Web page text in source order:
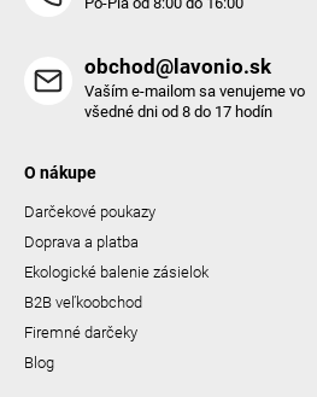
obchod@lavonio.sk
Vaším e-mailom sa venujeme vo
všedné dni od 8 do 17 hodín
O nákupe
Darčekové poukazy
Doprava a platba
Ekologické balenie zásielok
B2B veľkoobchod
Firemné darčeky
Blog